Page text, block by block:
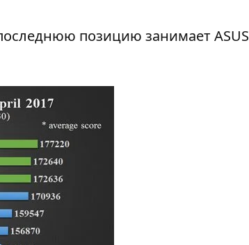
позицию занимает ASUS